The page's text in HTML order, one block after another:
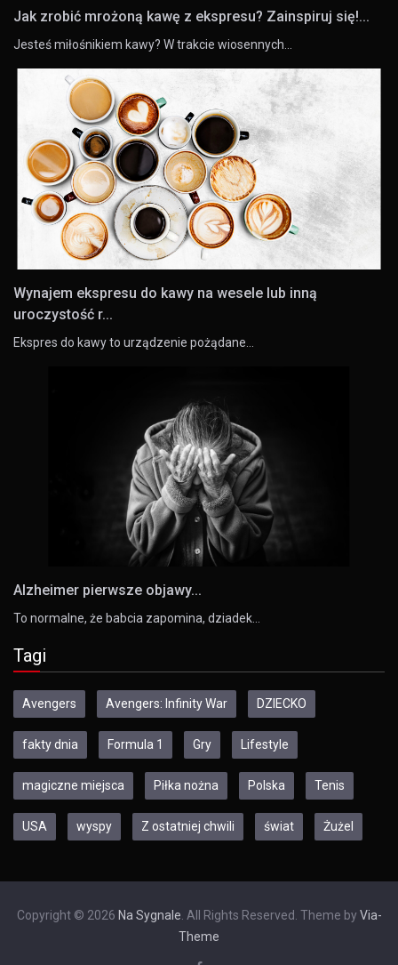
Jak zrobić mrożoną kawę z ekspresu? Zainspiruj się!...
Jesteś miłośnikiem kawy? W trakcie wiosennych…
Wynajem ekspresu do kawy na wesele lub inną
uroczystość r...
Ekspres do kawy to urządzenie pożądane…
Alzheimer pierwsze objawy...
To normalne, że babcia zapomina, dziadek…
Tagi
Avengers Avengers: Infinity War DZIECKO
fakty dnia Formula 1 Gry Lifestyle
magiczne miejsca Piłka nożna Polska Tenis
USA wyspy Z ostatniej chwili świat Żużel
Copyright © 2026 Na Sygnale . All Rights Reserved. Theme by Via-
Theme